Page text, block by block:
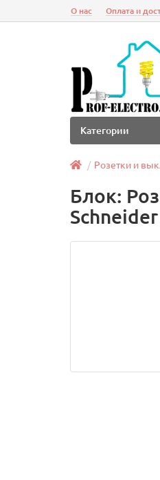
О нас Оплата и
Категории
Розетки и
Блок: